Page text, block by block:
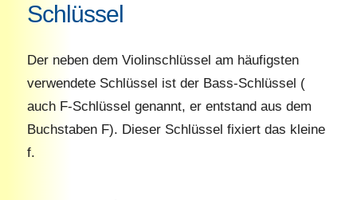
Schlüssel
Der neben dem Violinschlüssel am häufigsten
verwendete Schlüssel ist der Bass-Schlüssel (
auch F-Schlüssel genannt, er entstand aus dem
Buchstaben F). Dieser Schlüssel fixiert das kleine
f.